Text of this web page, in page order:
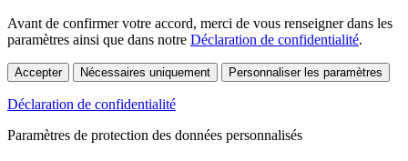
Avant de confirmer votre accord, merci de vous renseigner dans les
paramètres ainsi que dans notre Déclaration de confidentialité.
Accepter Nécessaires uniquement Personnaliser les paramètres
Déclaration de confidentialité
Paramètres de protection des données personnalisés